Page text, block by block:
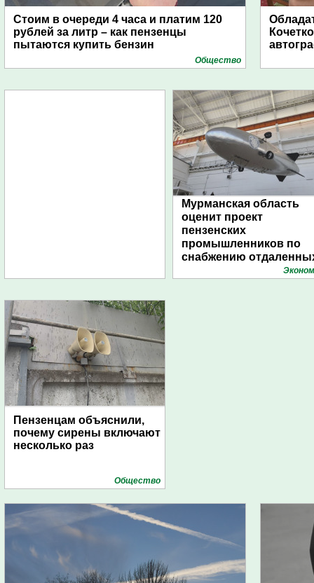
Стоим в очереди 4 часа и платим 120
рублей за литр – как пензенцы
пытаются купить бензин
Общество
Мурманская область
оценит проект
пензенских
промышленников по
снабжению
поселений с помощью
Пензенцам объяснили,
почему сирены включают
несколько раз
Общество